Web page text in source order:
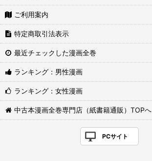
ご利用案内
特定商取引法表示
最近チェックした漫画全巻
ランキング：男性漫画
ランキング：女性漫画
中古本漫画全巻専門店（紙書籍通販）TOPへ
PCサイト